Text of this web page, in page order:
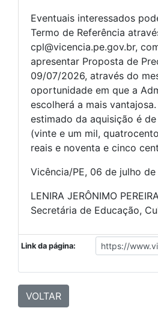
Eventuais interessados
Termo de Referência
cpl@vicencia.pe.gov.br,
apresentar Proposta de
09/07/2026, através do
oportunidade em que a
escolherá a mais
estimado da aquisição é de
(vinte e um mil,
reais e noventa e cinco
Vicência/PE, 06 de julho de
LENIRA JERÔNIMO
Secretária de Educação,
Link da página:
VOLTAR